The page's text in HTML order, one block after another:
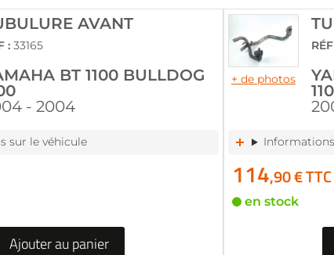
AVANT
: 33165
BT 1100 BULLDOG
- 2004
sur le véhicule
Ajouter au panier
+ de photos
114,90 € TTC
en stock